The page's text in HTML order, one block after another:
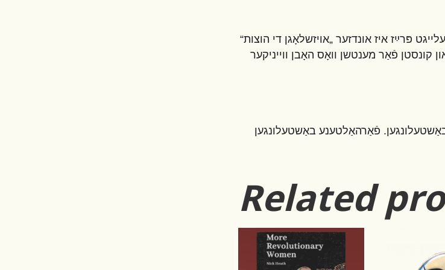
פּרײַז איז אונדזער „אויזשלאָגן די הוצות“
קונסטן פֿאַר מענטשן וואָס האָבן ווייניקער
נעמט אונדז ביז 2 וויכן צו שיקן אײַערע באַשטעלונגען. פֿאַרהאַלטענע באַשטעלונגען
Related